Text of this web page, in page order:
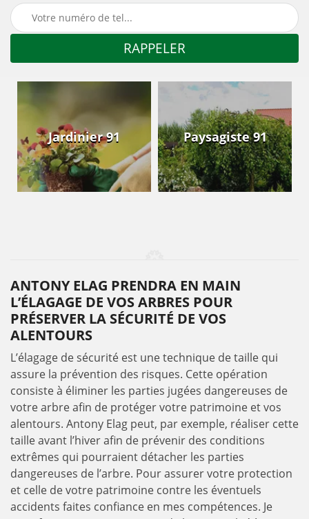
Jardinier 91 Paysagiste 91
ANTONY ELAG PRENDRA EN MAIN
L’ÉLAGAGE DE VOS ARBRES POUR
PRÉSERVER LA SÉCURITÉ DE VOS
ALENTOURS
L’élagage de sécurité est une technique de taille qui
assure la prévention des risques. Cette opération
consiste à éliminer les parties jugées dangereuses de
votre arbre afin de protéger votre patrimoine et vos
alentours. Antony Elag peut, par exemple, réaliser cette
taille avant l’hiver afin de prévenir des conditions
extrêmes qui pourraient détacher les parties
dangereuses de l’arbre. Pour assurer votre protection
et celle de votre patrimoine contre les éventuels
accidents faites confiance en mes compétences. Je